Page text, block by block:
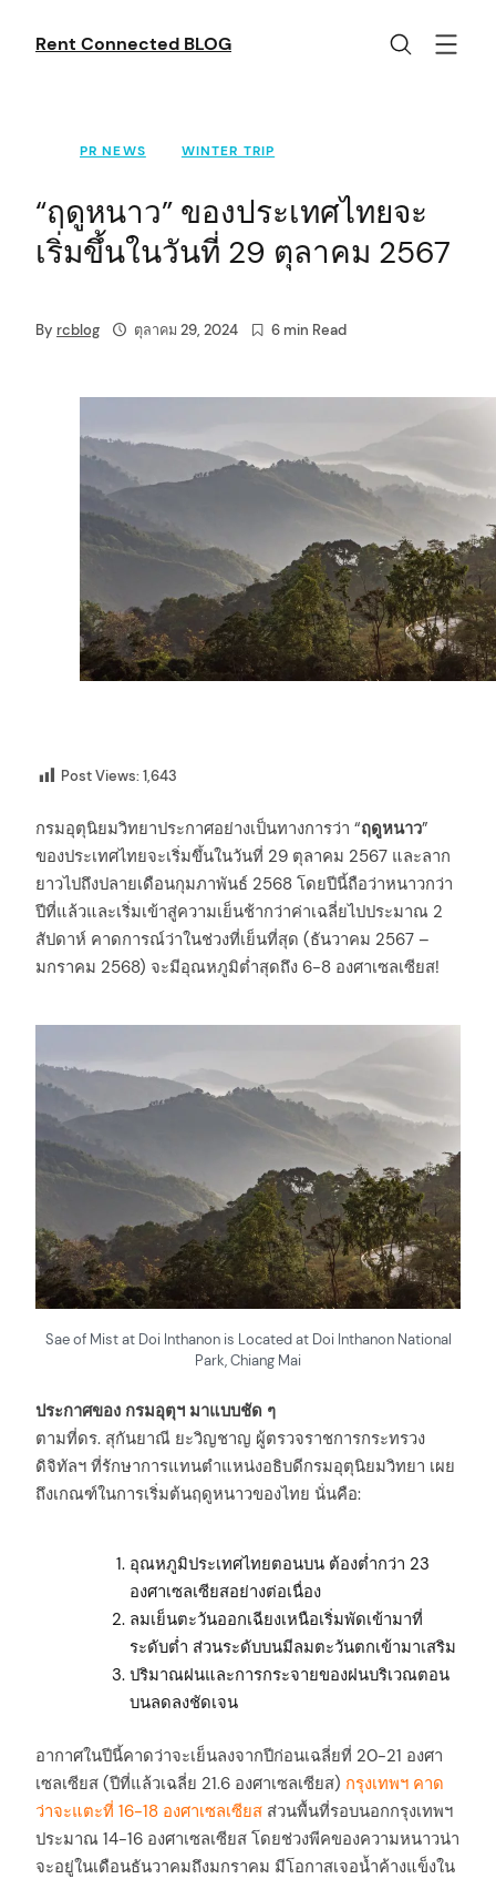
Rent Connected BLOG
PR NEWS WINTER TRIP
“ฤดูหนาว” ของประเทศไทยจะ
เริ่มขึ้นในวันที่ 29 ตุลาคม 2567
By rcblog ตุลาคม 29, 2024 6 min Read
Post Views:1,643
กรมอุตุนิยมวิทยาประกาศอย่างเป็นทางการว่า “ฤดูหนาว”
ของประเทศไทยจะเริ่มขึ้นในวันที่ 29 ตุลาคม 2567 และลาก
ยาวไปถึงปลายเดือนกุมภาพันธ์ 2568 โดยปีนี้ถือว่าหนาวกว่า
ปีที่แล้วและเริ่มเข้าสู่ความเย็นช้ากว่าค่าเฉลี่ยไปประมาณ 2
สัปดาห์ คาดการณ์ว่าในช่วงที่เย็นที่สุด (ธันวาคม 2567 –
มกราคม 2568) จะมีอุณหภูมิต่ำสุดถึง 6-8 องศาเซลเซียส!
Sae of Mist at Doi Inthanon is Located at Doi Inthanon National
Park, Chiang Mai
ประกาศของ กรมอุตุฯ มาแบบชัด ๆ
ตามที่ดร. สุกันยาณี ยะวิญชาญ ผู้ตรวจราชการกระทรวง
ดิจิทัลฯ ที่รักษาการแทนตำแหน่งอธิบดีกรมอุตุนิยมวิทยา เผย
ถึงเกณฑ์ในการเริ่มต้นฤดูหนาวของไทย นั่นคือ:
อุณหภูมิประเทศไทยตอนบน ต้องต่ำกว่า 23
องศาเซลเซียสอย่างต่อเนื่อง
ลมเย็นตะวันออกเฉียงเหนือเริ่มพัดเข้ามาที่
ระดับต่ำ ส่วนระดับบนมีลมตะวันตกเข้ามาเสริม
ปริมาณฝนและการกระจายของฝนบริเวณตอน
บนลดลงชัดเจน
อากาศในปีนี้คาดว่าจะเย็นลงจากปีก่อนเฉลี่ยที่ 20-21 องศา
เซลเซียส (ปีที่แล้วเฉลี่ย 21.6 องศาเซลเซียส) กรุงเทพฯ คาด
ว่าจะแตะที่ 16-18 องศาเซลเซียส ส่วนพื้นที่รอบนอกกรุงเทพฯ
ประมาณ 14-16 องศาเซลเซียส โดยช่วงพีคของความหนาวน่า
จะอยู่ในเดือนธันวาคมถึงมกราคม มีโอกาสเจอน้ำค้างแข็งใน